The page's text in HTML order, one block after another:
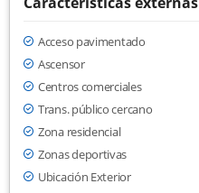
Acceso pavimentado
Ascensor
Centros comerciales
Trans. público cercano
Zona residencial
Zonas deportivas
Ubicación Exterior